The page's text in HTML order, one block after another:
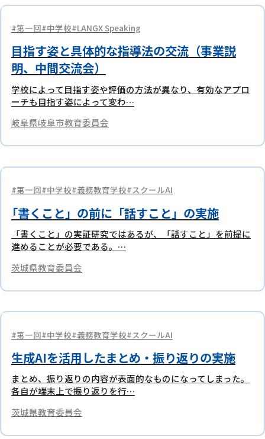
第一回 中学校 LANGX Speaking
目指す姿と具体的な指導法の交流（事業説
明、中間交流会）
学校によって目指す姿や評価の方法が異なり、有効なアプロ
ーチも目指す姿によって変わ…
岐阜県岐阜市教育委員会
第一回 中学校 義務教育学校 スクールAI
「書くこと」の前に「話すこと」の実施
「書くこと」の実証研究ではあるが、「話すこと」を前提に
進めることが必要である。…
茨城県教育委員会
第一回 中学校 義務教育学校 スクールAI
生成AIを活用したまとめ・振り返りの実施
まとめ、振り返りの内容が表面的なものになってしまった。
各自が端末上で振り返りを行…
茨城県教育委員会